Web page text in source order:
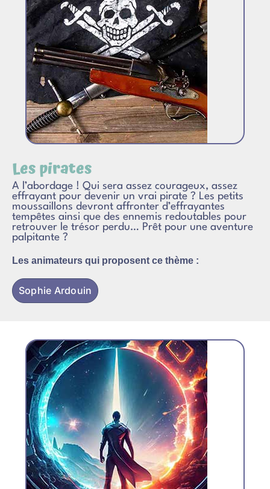
Les pirates
A l’abordage ! Qui sera assez courageux, assez
effrayant pour devenir un vrai pirate ? Les petits
moussaillons devront affronter d’effrayantes
tempêtes ainsi que des ennemis redoutables pour
retrouver le trésor perdu… Prêt pour une aventure
palpitante ?
Les animateurs qui proposent ce thème :
Sophie Ardouin